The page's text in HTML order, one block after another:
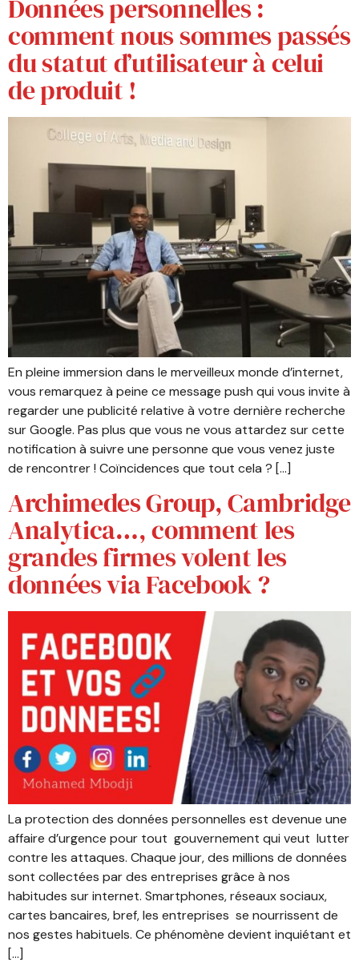
Données personnelles :
comment nous sommes passés
du statut d’utilisateur à celui
de produit !
En pleine immersion dans le merveilleux monde d’internet,
vous remarquez à peine ce message push qui vous invite à
regarder une publicité relative à votre dernière recherche
sur Google. Pas plus que vous ne vous attardez sur cette
notification à suivre une personne que vous venez juste
de rencontrer ! Coïncidences que tout cela ? […]
Archimedes Group, Cambridge
Analytica…, comment les
grandes firmes volent les
données via Facebook ?
La protection des données personnelles est devenue une
affaire d’urgence pour tout gouvernement qui veut lutter
contre les attaques. Chaque jour, des millions de données
sont collectées par des entreprises grâce à nos
habitudes sur internet. Smartphones, réseaux sociaux,
cartes bancaires, bref, les entreprises se nourrissent de
nos gestes habituels. Ce phénomène devient inquiétant et
[…]